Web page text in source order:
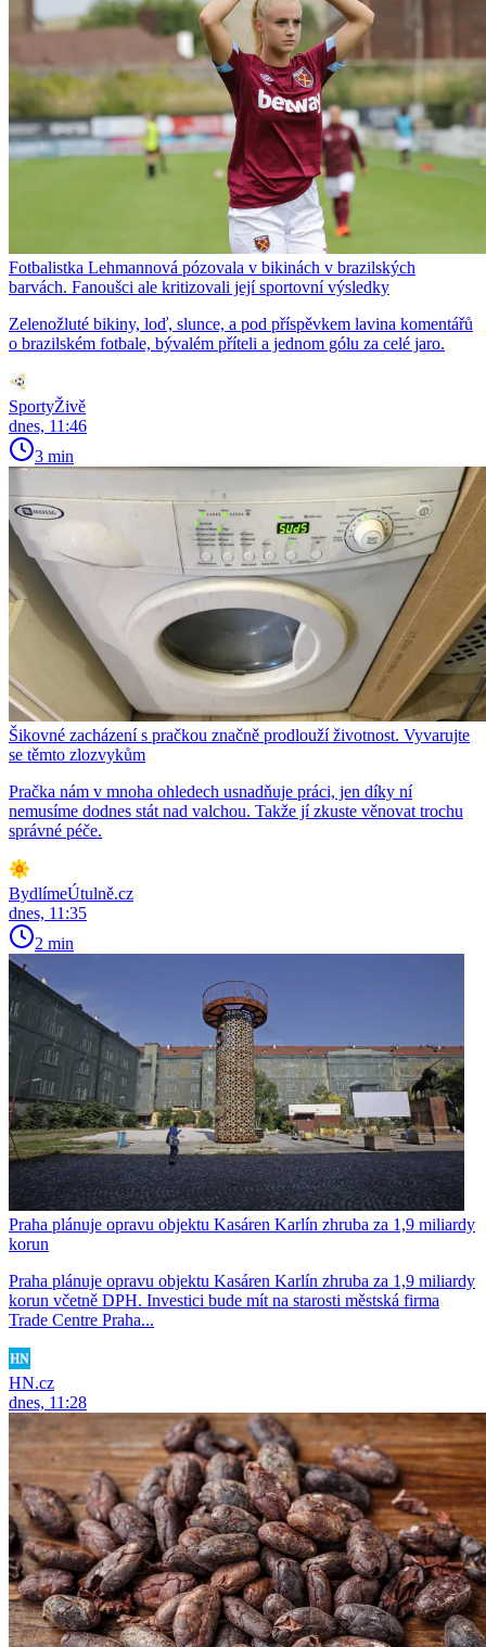
Fotbalistka Lehmannová pózovala v bikinách v brazilských
barvách. Fanoušci ale kritizovali její sportovní výsledky
Zelenožluté bikiny, loď, slunce, a pod příspěvkem lavina komentářů
o brazilském fotbale, bývalém příteli a jednom gólu za celé jaro.
SportyŽivě
dnes, 11:46
3 min
Šikovné zacházení s pračkou značně prodlouží životnost. Vyvarujte
se těmto zlozvykům
Pračka nám v mnoha ohledech usnadňuje práci, jen díky ní
nemusíme dodnes stát nad valchou. Takže jí zkuste věnovat trochu
správné péče.
BydlímeÚtulně.cz
dnes, 11:35
2 min
Praha plánuje opravu objektu Kasáren Karlín zhruba za 1,9 miliardy
korun
Praha plánuje opravu objektu Kasáren Karlín zhruba za 1,9 miliardy
korun včetně DPH. Investici bude mít na starosti městská firma
Trade Centre Praha...
HN.cz
dnes, 11:28